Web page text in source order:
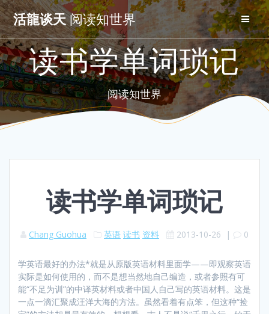
Skip
to
content
活龍谈天阅读知世界
读书学单词琐记
阅读知世界
读书学单词琐记
Chang Guohua 英语 读书 资料 2013-10-26 | 0
学英语最好的办法*就是从原版英语材料里面学——即观察英语
实际是如何使用的，而不是想当然地自己编造，或者参照有可
能“不足为训”的中译英材料或者中国人自己写的英语材料。这是
一点一滴汇聚成汪洋大海的方法。虽然看着有点笨，但这种“捡